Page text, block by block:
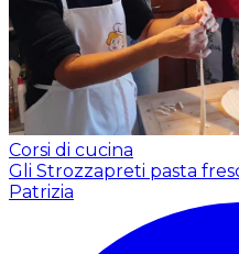
Corsi di cucina
Gli Strozzapreti pasta
Patrizia